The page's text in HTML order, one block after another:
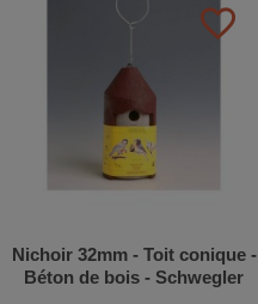
favorite_border
Nichoir 32mm - Toit conique -
Béton de bois - Schwegler